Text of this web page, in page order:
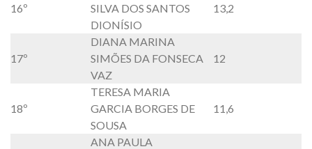
16º
SILVA DOS SANTOS
DIONÍSIO
13,2
17º
DIANA MARINA
SIMÕES DA FONSECA
VAZ
12
18º
TERESA MARIA
GARCIA BORGES DE
SOUSA
11,6
ANA PAULA